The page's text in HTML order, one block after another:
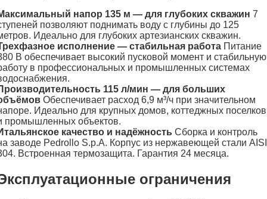
напор 135 м — для глубоких скважин 7
позволяют поднимать воду с глубины до 125
Идеально для глубоких артезианских скважин.
исполнение — стабильная работа Питание
В обеспечивает высокий пусковой момент и стабильную
в профессиональных и промышленных системах
115 л/мин — для больших
Обеспечивает расход 6,9 м³/ч при значительном
Идеально для крупных домов, коттеджных поселков
промышленных объектов.
качество и надёжность Сборка и контроль
заводе Pedrollo S.p.A. Корпус из нержавеющей стали AISI
Встроенная термозащита. Гарантия 24 месяца.
ограничения